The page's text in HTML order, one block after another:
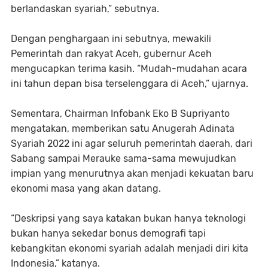
berlandaskan syariah,” sebutnya.
Dengan penghargaan ini sebutnya, mewakili
Pemerintah dan rakyat Aceh, gubernur Aceh
mengucapkan terima kasih. “Mudah-mudahan acara
ini tahun depan bisa terselenggara di Aceh,” ujarnya.
Sementara, Chairman Infobank Eko B Supriyanto
mengatakan, memberikan satu Anugerah Adinata
Syariah 2022 ini agar seluruh pemerintah daerah, dari
Sabang sampai Merauke sama-sama mewujudkan
impian yang menurutnya akan menjadi kekuatan baru
ekonomi masa yang akan datang.
“Deskripsi yang saya katakan bukan hanya teknologi
bukan hanya sekedar bonus demografi tapi
kebangkitan ekonomi syariah adalah menjadi diri kita
Indonesia,” katanya.